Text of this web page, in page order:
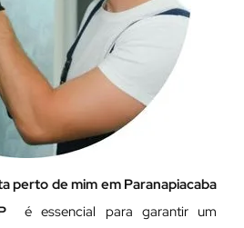
perto de mim em Paranapiacaba
é essencial para garantir um